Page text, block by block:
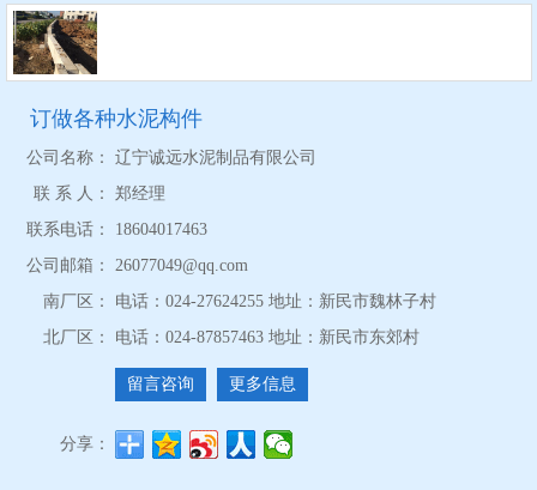
订做各种水泥构件
公司名称：
辽宁诚远水泥制品有限公司
联 系 人：
郑经理
联系电话：
18604017463
公司邮箱：
26077049@qq.com
南厂区：
电话：024-27624255 地址：新民市魏林子村
北厂区：
电话：024-87857463 地址：新民市东郊村
留言咨询 更多信息
分享：